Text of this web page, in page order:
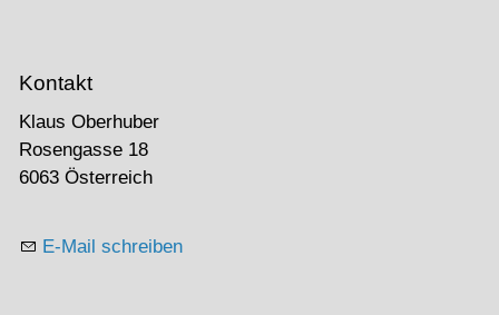
Kontakt
Klaus Oberhuber
Rosengasse 18
6063 Österreich
E-Mail schreiben